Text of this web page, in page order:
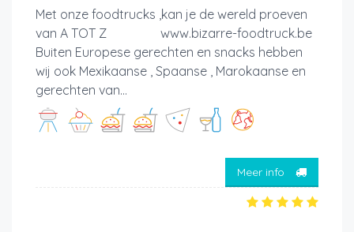
Met onze foodtrucks ,kan je de wereld proeven
van A TOT Z www.bizarre-foodtruck.be
Buiten Europese gerechten en snacks hebben
wij ook Mexikaanse , Spaanse , Marokaanse en
gerechten van...
Meer info